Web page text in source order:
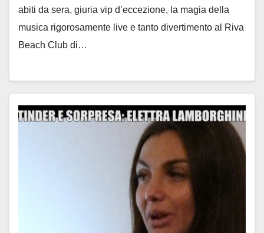
abiti da sera, giuria vip d’eccezione, la magia della
musica rigorosamente live e tanto divertimento al Riva
Beach Club di…